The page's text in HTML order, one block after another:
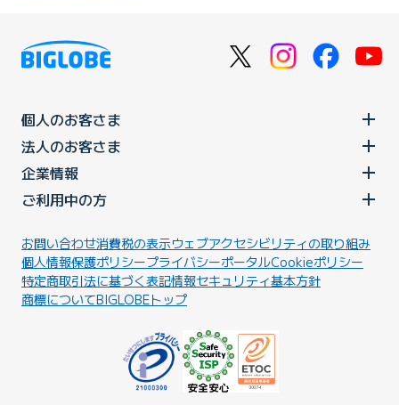
個人のお客さま
法人のお客さま
企業情報
ご利用中の方
お問い合わせ消費税の表示ウェブアクセシビリティの取り組み
個人情報保護ポリシープライバシーポータルCookieポリシー
特定商取引法に基づく表記情報セキュリティ基本方針
商標についてBIGLOBEトップ